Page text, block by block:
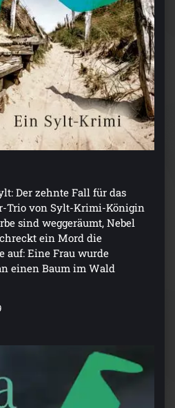
Der zehnte Fall für das
Trio von Sylt-Krimi-Königin
sind weggeräumt, Nebel
ein Mord die
auf: Eine Frau wurde
einen Baum im Wald